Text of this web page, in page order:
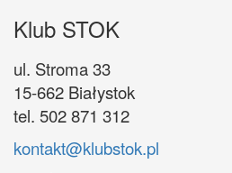
Klub STOK
ul. Stroma 33
15-662 Białystok
tel. 502 871 312
kontakt@klubstok.pl